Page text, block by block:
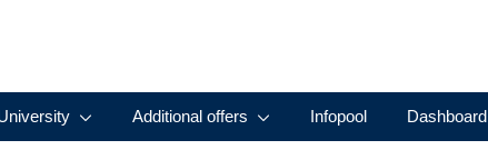
Additional offers Infopool